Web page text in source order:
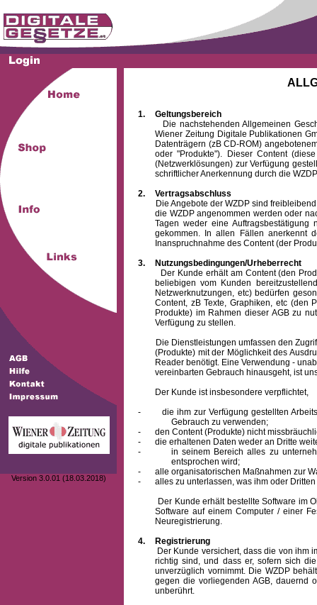
Version 3.0.01 (18.03.2018)
1.
Geltungsbereich
Die nachstehenden Allgemeinen
Wiener Zeitung Digitale Publikationen
Datenträgern (zB CD-ROM)
oder "Produkte"). Dieser Content
(Netzwerklösungen) zur Verfügung
schriftlicher Anerkennung durch die
2.
Vertragsabschluss
Die Angebote der WZDP sind freibleibend.
die WZDP angenommen werden oder
Tagen weder eine
gekommen. In allen Fällen anerkennt
Inanspruchnahme des Content (der
3.
Nutzungsbedingungen/Urheberrecht
Der Kunde erhält am Content (den
beliebigen vom Kunden
Netzwerknutzungen, etc) bedürfen
Content, zB Texte, Graphiken, etc (den
Produkte) im Rahmen dieser AGB zu
Verfügung zu stellen.
Die Dienstleistungen umfassen den Zugriff
(Produkte) mit der Möglichkeit des
Reader benötigt. Eine Verwendung -
vereinbarten Gebrauch hinausgeht, ist
Der Kunde ist insbesondere verpflichtet,
-
die ihm zur Verfügung gestellten
Gebrauch zu verwenden;
-
den Content (Produkte) nicht
-
die erhaltenen Daten weder an Dritte
-
in seinem Bereich alles zu
entsprochen wird;
-
alle organisatorischen Maßnahmen zur
-
alles zu unterlassen, was ihm oder
Der Kunde erhält bestellte Software im
Software auf einem Computer / einer
Neuregistrierung.
4.
Registrierung
Der Kunde versichert, dass die von ihm
richtig sind, und dass er, sofern sich
unverzüglich vornimmt. Die WZDP
gegen die vorliegenden AGB, dauernd
unberührt.